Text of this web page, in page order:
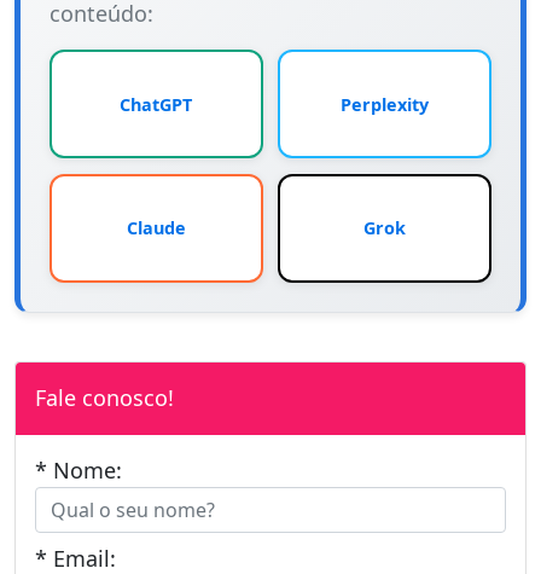
conteúdo:
ChatGPT Perplexity
Claude Grok
Fale conosco!
* Nome:
* Email: